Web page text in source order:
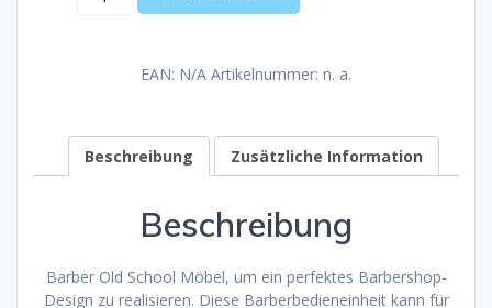
Barberplatz
EAN: N/A Artikelnummer: n. a.
Beschreibung Zusätzliche Information
Beschreibung
Barber Old School Möbel, um ein perfektes Barbershop-
Design zu realisieren. Diese Barberbedieneinheit kann für